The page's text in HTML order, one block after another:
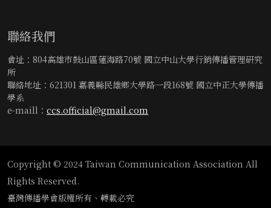
聯絡我們
會址：804高雄市鼓山區蓮海路70號 國立中山大學行銷傳播管理研究
所
聯絡地址：621301 嘉義縣民雄鄉大學路一段168號 國立中正大學傳播
學系
e-maill： ccs.official@gmail.com
Copyright © 2024 Taiwan Communication Association All
Rights Reserved.
臺灣傳播學會版權所有、轉載必究